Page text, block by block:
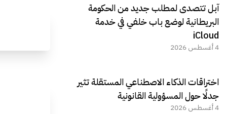
آبل تتصدى لمطلب جديد من الحكومة
البريطانية لوضع باب خلفي في خدمة
iCloud
4 أغسطس 2026
اختراقات الذكاء الاصطناعي المستقلة تثير
جدلًا حول المسؤولية القانونية
4 أغسطس 2026